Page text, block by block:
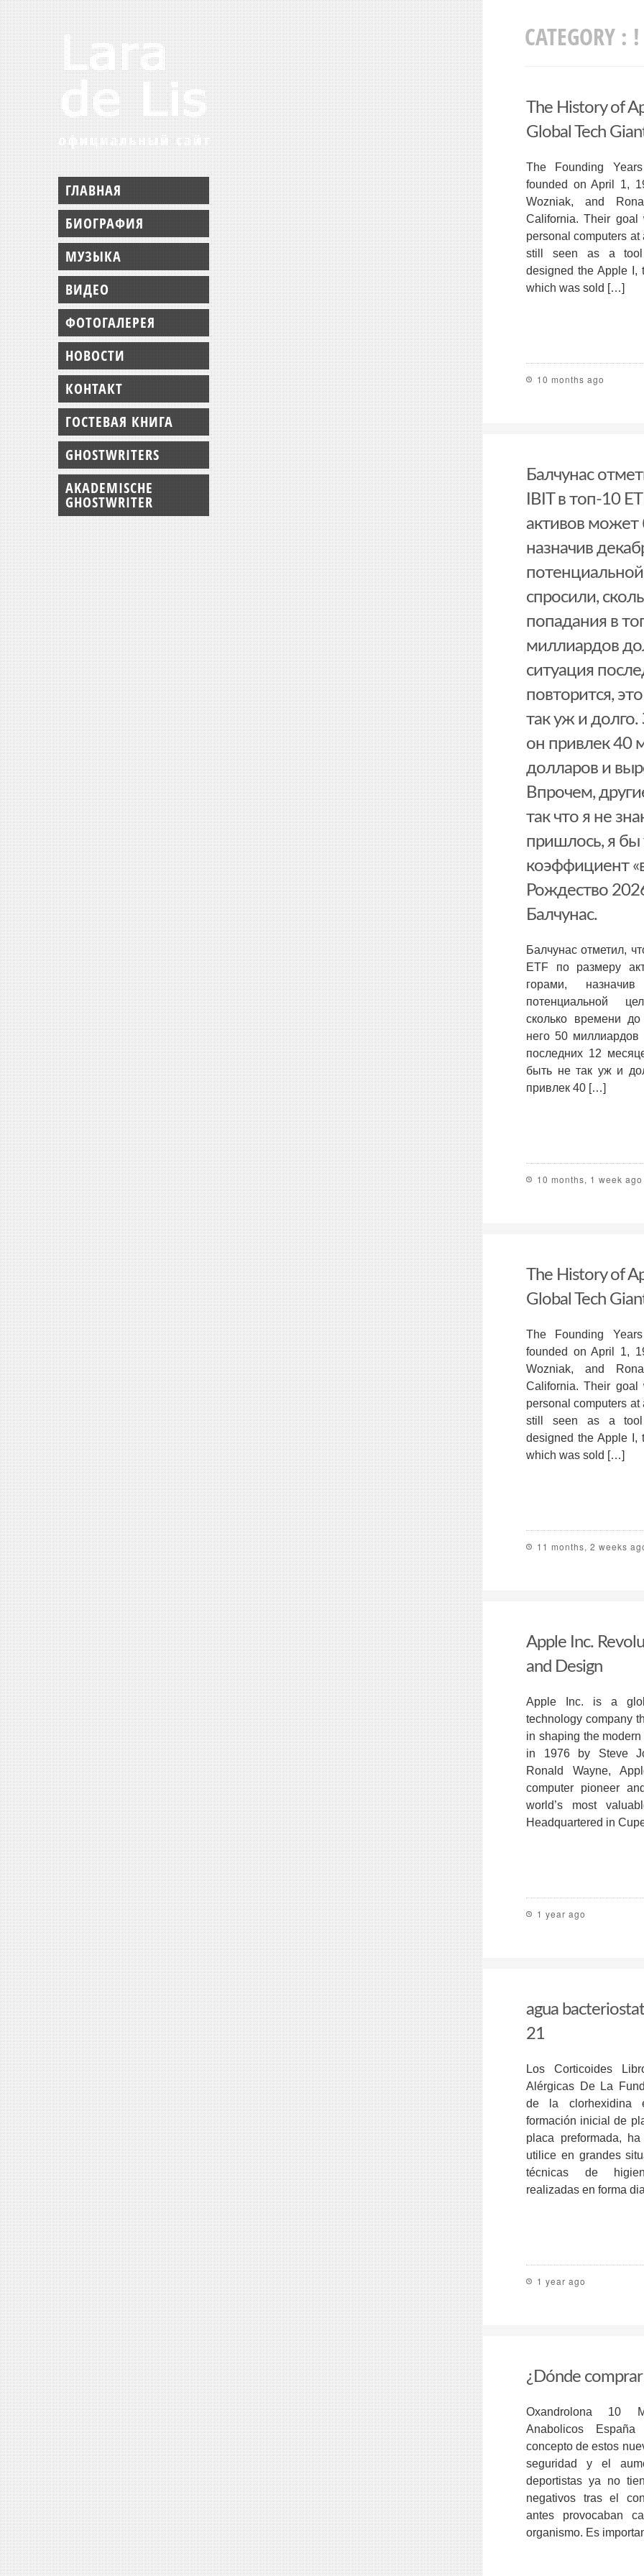
ГЛАВНАЯ
БИОГРАФИЯ
МУЗЫКА
ВИДЕО
ФОТОГАЛЕРЕЯ
НОВОСТИ
КОНТАКТ
ГОСТЕВАЯ КНИГА
GHOSTWRITERS
AKADEMISCHE
GHOSTWRITER
CATEGORY :
The History of
Global Tech
The Founding
founded on April 1,
Wozniak, and
California. Their goal
personal computers
still seen as a tool
designed the Apple I,
which was sold […]
10 months ago
Балчунас
IBIT в топ-10
активов может
назначив
спросили,
попадания в
миллиардов
ситуация
повторится,
так уж и
он привлек 40
долларов и
Впрочем,
так что я не
пришлось, я бы
коэффициент
Рождество
Балчунас.
Балчунас отметил,
ETF по размеру
горами,
потенциальной
сколько времени
него 50 миллиардов
последних 12
быть не так уж и
привлек 40 […]
10 months, 1 week ago
The History of
Global Tech
The Founding
founded on April 1,
Wozniak, and
California. Their goal
personal computers
still seen as a tool
designed the Apple I,
which was sold […]
11 months, 2 weeks
Apple Inc.
and Design
Apple Inc. is a
technology company
in shaping the
in 1976 by Steve
Ronald Wayne,
computer pioneer
world’s most
Headquartered in
1 year ago
agua
21
Los Corticoides
Alérgicas De La
de la clorhexidina
formación inicial de
placa preformada,
utilice en grandes
técnicas de
realizadas en forma
1 year ago
¿Dónde
Oxandrolona 10
Anabolicos
concepto de estos
seguridad y el
deportistas ya no
negativos tras el
antes provocaban
organismo. Es